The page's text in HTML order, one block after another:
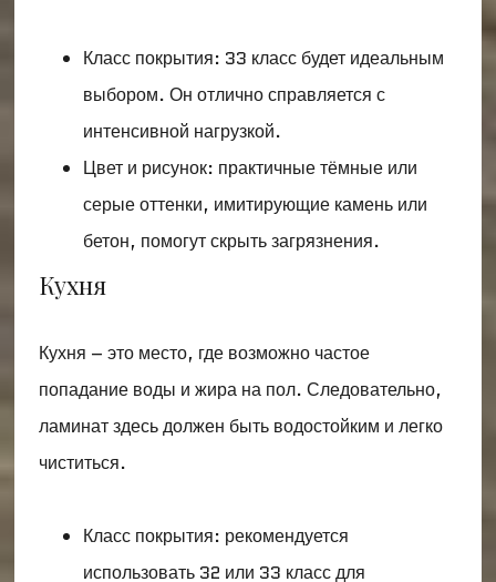
Класс покрытия: 33 класс будет идеальным
выбором. Он отлично справляется с
интенсивной нагрузкой.
Цвет и рисунок: практичные тёмные или
серые оттенки, имитирующие камень или
бетон, помогут скрыть загрязнения.
Кухня
Кухня – это место, где возможно частое
попадание воды и жира на пол. Следовательно,
ламинат здесь должен быть водостойким и легко
чиститься.
Класс покрытия: рекомендуется
использовать 32 или 33 класс для